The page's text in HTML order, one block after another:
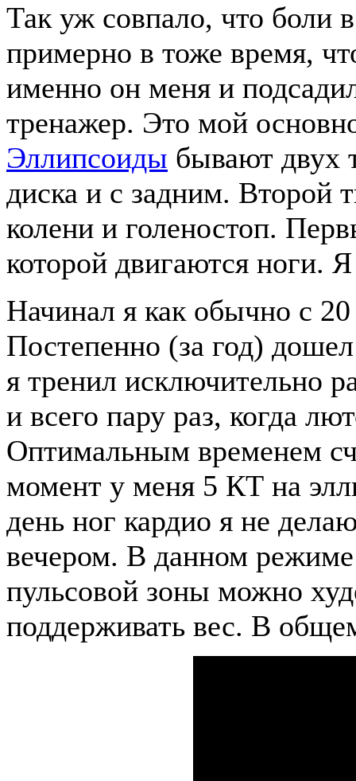
Так уж совпало, что боли
примерно в тоже время,
именно он меня и
тренажер. Это мой
Эллипсоиды бывают двух
диска и с задним. Второй
колени и голеностоп.
которой двигаются ноги.
Начинал я как обычно с
Постепенно (за год)
я тренил исключительно
и всего пару раз, когда
Оптимальным временем
момент у меня 5 КТ на
день ног кардио я не
вечером. В данном
пульсовой зоны можно
поддерживать вес. В